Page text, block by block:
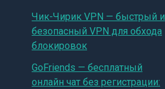
Чик-Чирик VPN — быстрый и
безопасный VPN для обхода
блокировок
GoFriends — бесплатный
онлайн чат без регистрации: